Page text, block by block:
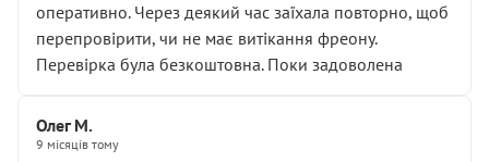
оперативно. Через деякий час заїхала повторно, щоб
перепровірити, чи не має витікання фреону.
Перевірка була безкоштовна. Поки задоволена
Олег М.
9 місяців тому